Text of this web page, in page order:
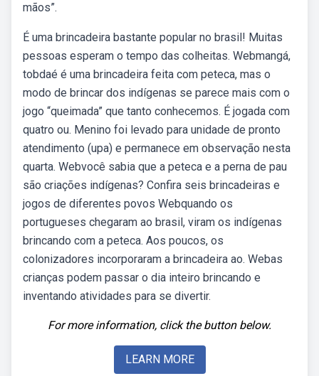
mãos”.
É uma brincadeira bastante popular no brasil! Muitas
pessoas esperam o tempo das colheitas. Webmangá,
tobdaé é uma brincadeira feita com peteca, mas o
modo de brincar dos indígenas se parece mais com o
jogo “queimada” que tanto conhecemos. É jogada com
quatro ou. Menino foi levado para unidade de pronto
atendimento (upa) e permanece em observação nesta
quarta. Webvocê sabia que a peteca e a perna de pau
são criações indígenas? Confira seis brincadeiras e
jogos de diferentes povos Webquando os
portugueses chegaram ao brasil, viram os indígenas
brincando com a peteca. Aos poucos, os
colonizadores incorporaram a brincadeira ao. Webas
crianças podem passar o dia inteiro brincando e
inventando atividades para se divertir.
For more information, click the button below.
LEARN MORE